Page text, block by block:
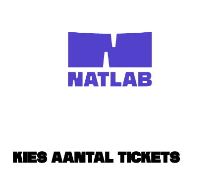
KIES AANTAL TICKETS